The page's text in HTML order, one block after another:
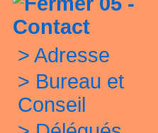
Contact
> Adresse
> Bureau et
Conseil